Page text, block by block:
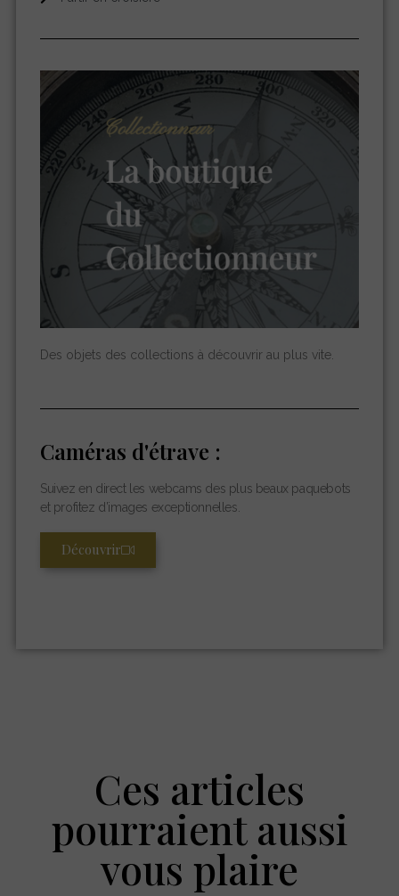
Des objets des collections à découvrir au plus vite.
Caméras d'étrave :
Suivez en direct les webcams des plus beaux paquebots
et profitez d’images exceptionnelles.
Découvrir
Ces articles
pourraient aussi
vous plaire